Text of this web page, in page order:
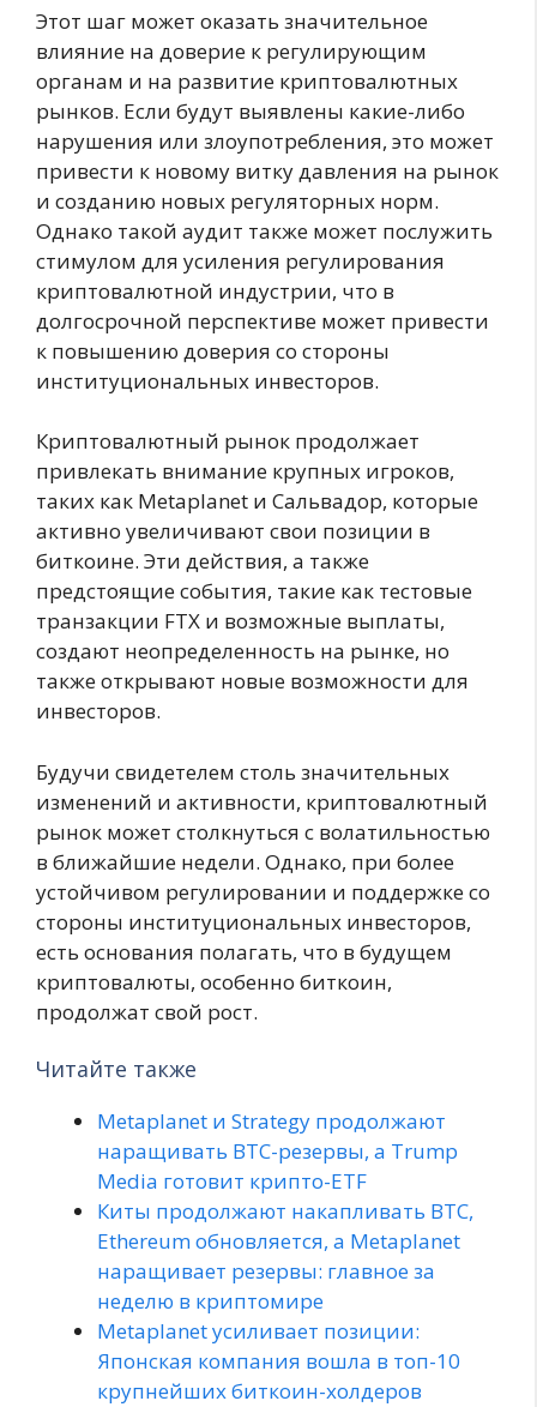
Этот шаг может оказать значительное
влияние на доверие к регулирующим
органам и на развитие криптовалютных
рынков. Если будут выявлены какие-либо
нарушения или злоупотребления, это может
привести к новому витку давления на рынок
и созданию новых регуляторных норм.
Однако такой аудит также может послужить
стимулом для усиления регулирования
криптовалютной индустрии, что в
долгосрочной перспективе может привести
к повышению доверия со стороны
институциональных инвесторов.
Криптовалютный рынок продолжает
привлекать внимание крупных игроков,
таких как Metaplanet и Сальвадор, которые
активно увеличивают свои позиции в
биткоине. Эти действия, а также
предстоящие события, такие как тестовые
транзакции FTX и возможные выплаты,
создают неопределенность на рынке, но
также открывают новые возможности для
инвесторов.
Будучи свидетелем столь значительных
изменений и активности, криптовалютный
рынок может столкнуться с волатильностью
в ближайшие недели. Однако, при более
устойчивом регулировании и поддержке со
стороны институциональных инвесторов,
есть основания полагать, что в будущем
криптовалюты, особенно биткоин,
продолжат свой рост.
Читайте также
Metaplanet и Strategy продолжают
наращивать BTC-резервы, а Trump
Media готовит крипто-ETF
Киты продолжают накапливать BTC,
Ethereum обновляется, а Metaplanet
наращивает резервы: главное за
неделю в криптомире
Metaplanet усиливает позиции:
Японская компания вошла в топ-10
крупнейших биткоин-холдеров